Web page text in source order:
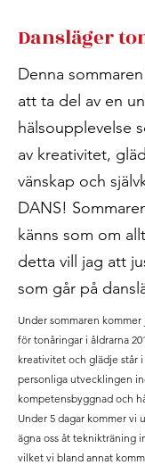
Dansläger
Denna
att ta del av en
hälsoupplevelse
av kreativitet,
vänskap och
DANS!
känns som om
detta vill jag att
som går på
Under sommaren
för tonåringar i åldrarna
kreativitet och glädje står
personliga utvecklingen
kompetensbyggnad och
Under 5 dagar kommer vi
ägna oss åt teknikträning
vilket vi bland annat